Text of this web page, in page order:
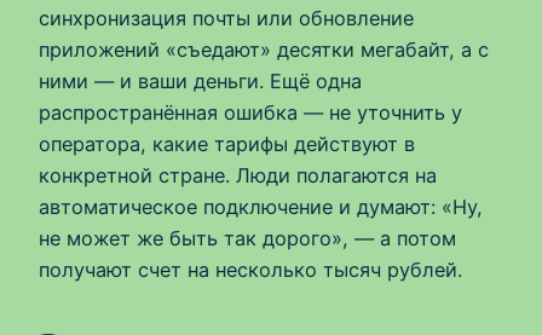
синхронизация почты или обновление
приложений «съедают» десятки мегабайт, а с
ними — и ваши деньги. Ещё одна
распространённая ошибка — не уточнить у
оператора, какие тарифы действуют в
конкретной стране. Люди полагаются на
автоматическое подключение и думают: «Ну,
не может же быть так дорого», — а потом
получают счет на несколько тысяч рублей.